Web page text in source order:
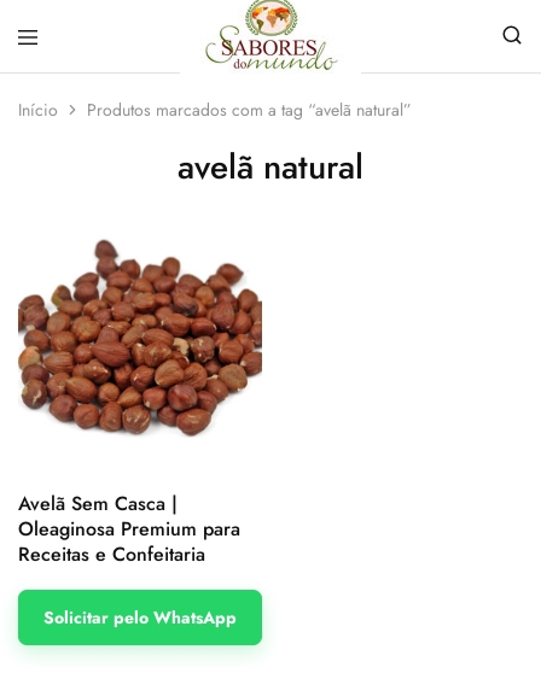
do
Mundo
loja
de
Especiarias
Início Produtos marcados com a tag “avelã natural”
avelã natural
Avelã Sem Casca |
Oleaginosa Premium para
Receitas e Confeitaria
Solicitar pelo WhatsApp